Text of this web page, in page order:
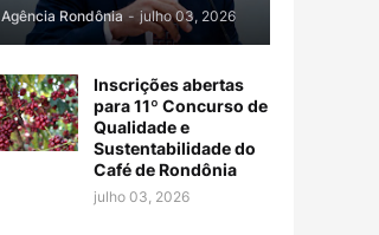
Agência Rondônia - julho 03, 2026
Inscrições abertas
para 11º Concurso de
Qualidade e
Sustentabilidade do
Café de Rondônia
julho 03, 2026